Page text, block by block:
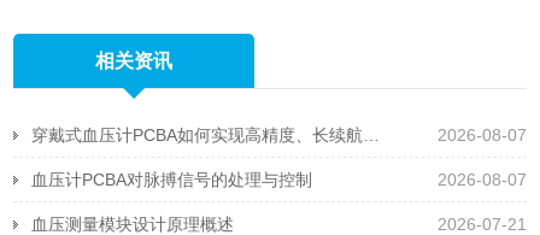
相关资讯
2026-08-07
2026-08-07
血压计PCBA对脉搏信号的处理与控制
2026-07-21
血压测量模块设计原理概述